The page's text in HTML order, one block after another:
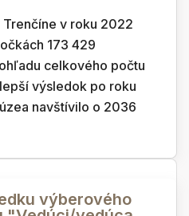
v roku 2022
173 429
celkového počtu
výsledok po roku
navštívilo o 2036
výberového